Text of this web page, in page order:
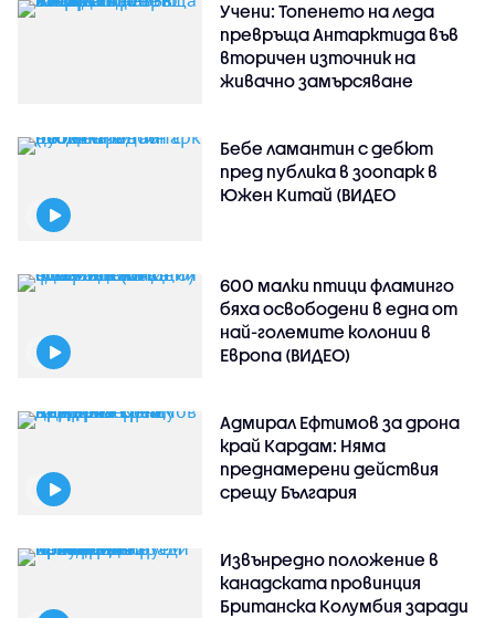
Учени: Топенето на леда
превръща Антарктида във
вторичен източник на
живачно замърсяване
Бебе ламантин с дебют
пред публика в зоопарк в
Южен Китай (ВИДЕО
600 малки птици фламинго
бяха освободени в една от
най-големите колонии в
Европа (ВИДЕО)
Адмирал Ефтимов за дрона
край Кардам: Няма
преднамерени действия
срещу България
Извънредно положение в
канадската провинция
Британска Колумбия заради